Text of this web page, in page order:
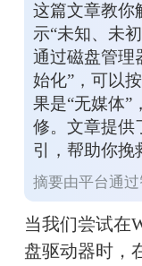
这篇文章教你
示“未知、未
通过磁盘管理
始化”，可以
果是“无媒体”
修。文章提供
引，帮助你挽
摘要由平台通
当我们尝试在
盘驱动器时，